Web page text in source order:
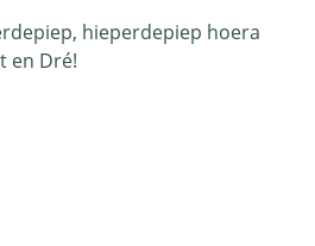
hieperdepiep hoera
en Dré!